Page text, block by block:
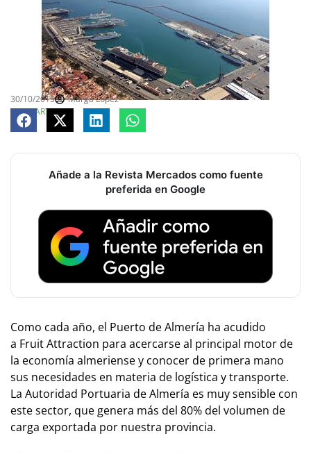
30/10/2015
Marga López
COMPARTE
Añade a la Revista Mercados como fuente
preferida en Google
Como cada año, el Puerto de Almería ha acudido
a Fruit Attraction para acercarse al principal motor de
la economía almeriense y conocer de primera mano
sus necesidades en materia de logística y transporte.
La Autoridad Portuaria de Almería es muy sensible con
este sector, que genera más del 80% del volumen de
carga exportada por nuestra provincia.